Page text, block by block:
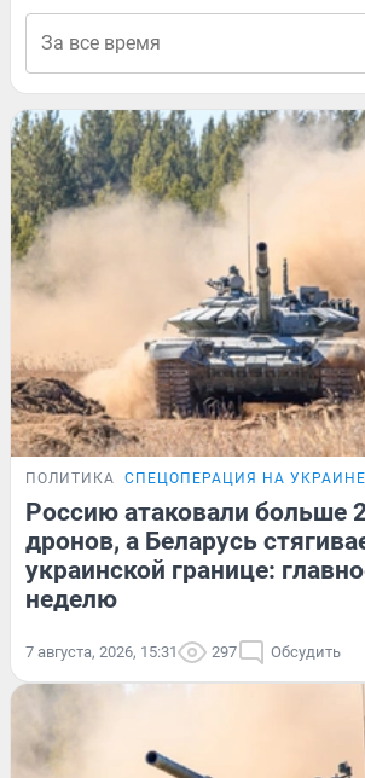
ПОЛИТИКА СПЕЦОПЕРАЦИЯ НА УКРАИНЕ
Россию атаковали больше
дронов, а Беларусь
украинской границе:
неделю
7 августа, 2026, 15:31 297 Обсудить